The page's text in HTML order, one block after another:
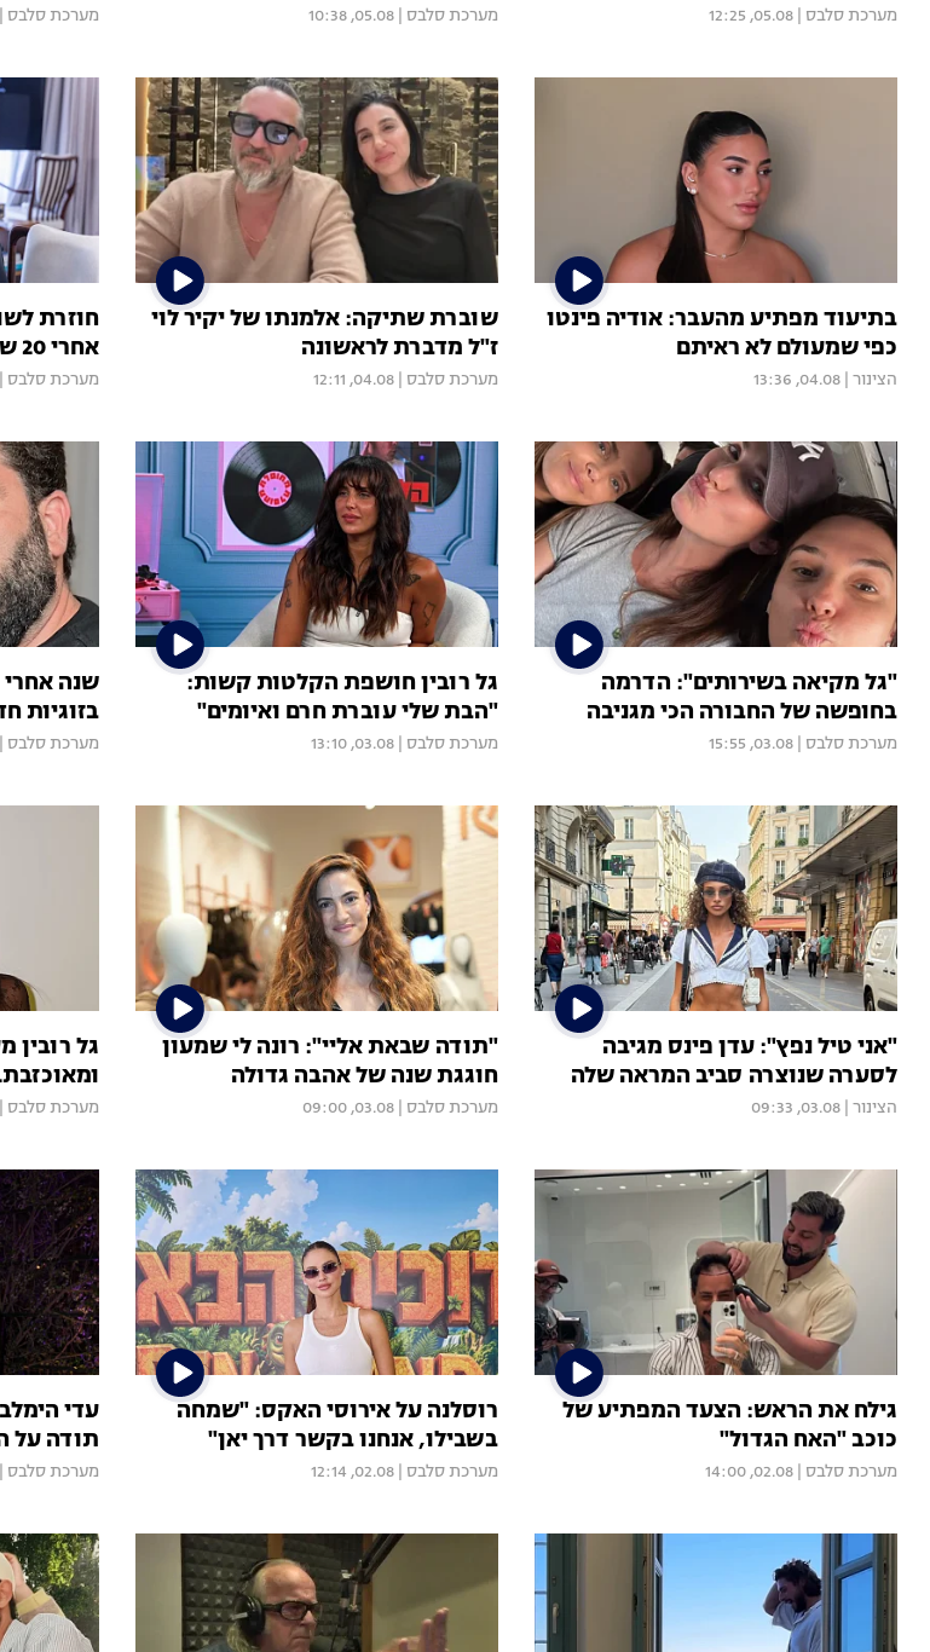
מערכת סלבס 05.08, 12:25 מערכת סלבס 05.08, 10:38 מערכת סלבס
בתיעוד מפתיע מהעבר: אודיה פינטו
כפי שמעולם לא ראיתם
הצינור 04.08, 13:36
שוברת שתיקה: אלמנתו של יקיר לוי
ז"ל מדברת לראשונה
מערכת סלבס 04.08, 12:11
חוזרת
אחרי 20 שנה
מערכת סלבס
"גל מקיאה בשירותים": הדרמה
בחופשה של החבורה הכי מגניבה
מערכת סלבס 03.08, 15:55
גל רובין חושפת הקלטות קשות:
"הבת שלי עוברת חרם ואיומים"
מערכת סלבס 03.08, 13:10
שנה
בזוגיות
מערכת סלבס
"אני טיל נפץ": עדן פינס מגיבה
לסערה שנוצרה סביב המראה שלה
הצינור 03.08, 09:33
"תודה שבאת אליי": רונה לי שמעון
חוגגת שנה של אהבה גדולה
מערכת סלבס 03.08, 09:00
גל רובין
מערכת סלבס
גילח את הראש: הצעד המפתיע של
כוכב "האח הגדול"
מערכת סלבס 02.08, 14:00
רוסלנה על אירוסי האקס: "שמחה
בשבילו, אנחנו בקשר דרך יאן"
מערכת סלבס 02.08, 12:14
עדי
תודה על
מערכת סלבס